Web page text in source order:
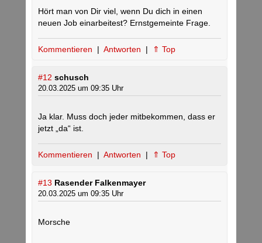
Hört man von Dir viel, wenn Du dich in einen
neuen Job einarbeitest? Ernstgemeinte Frage.
Kommentieren | Antworten | ⇑ Top
#12 schusch
20.03.2025 um 09:35 Uhr
Ja klar. Muss doch jeder mitbekommen, dass er
jetzt „da“ ist.
Kommentieren | Antworten | ⇑ Top
#13 Rasender Falkenmayer
20.03.2025 um 09:35 Uhr
Morsche